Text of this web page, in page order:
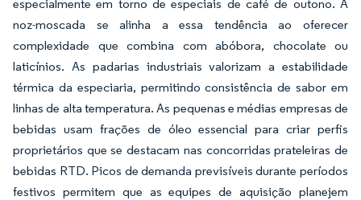
especialmente em torno de especiais de café de outono. A
noz-moscada se alinha a essa tendência ao oferecer
complexidade que combina com abóbora, chocolate ou
laticínios. As padarias industriais valorizam a estabilidade
térmica da especiaria, permitindo consistência de sabor em
linhas de alta temperatura. As pequenas e médias empresas de
bebidas usam frações de óleo essencial para criar perfis
proprietários que se destacam nas concorridas prateleiras de
bebidas RTD. Picos de demanda previsíveis durante períodos
festivos permitem que as equipes de aquisição planejem